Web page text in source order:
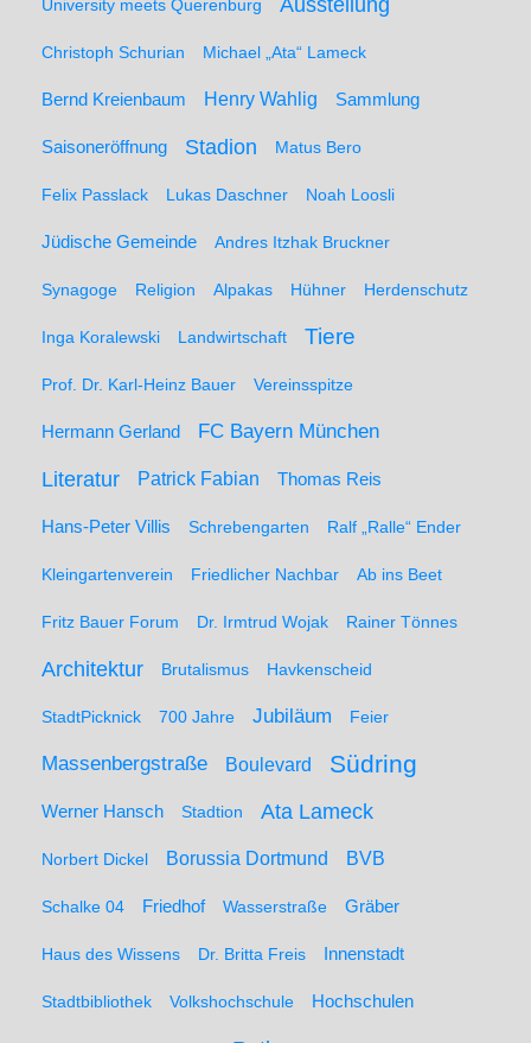
University meets Querenburg Ausstellung
Christoph Schurian Michael „Ata“ Lameck
Bernd Kreienbaum Henry Wahlig Sammlung
Saisoneröffnung Stadion Matus Bero
Felix Passlack Lukas Daschner Noah Loosli
Jüdische Gemeinde Andres Itzhak Bruckner
Synagoge Religion Alpakas Hühner Herdenschutz
Inga Koralewski Landwirtschaft Tiere
Prof. Dr. Karl-Heinz Bauer Vereinsspitze
Hermann Gerland FC Bayern München
Literatur Patrick Fabian Thomas Reis
Hans-Peter Villis Schrebengarten Ralf „Ralle“ Ender
Kleingartenverein Friedlicher Nachbar Ab ins Beet
Fritz Bauer Forum Dr. Irmtrud Wojak Rainer Tönnes
Architektur Brutalismus Havkenscheid
StadtPicknick 700 Jahre Jubiläum Feier
Massenbergstraße Boulevard Südring
Werner Hansch Stadtion Ata Lameck
Norbert Dickel Borussia Dortmund BVB
Schalke 04 Friedhof Wasserstraße Gräber
Haus des Wissens Dr. Britta Freis Innenstadt
Stadtbibliothek Volkshochschule Hochschulen